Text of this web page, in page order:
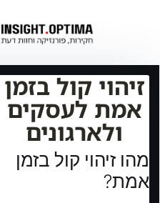
זיהוי קול בזמן
אמת לעסקים
ולארגונים
מהו זיהוי קול בזמן
אמת?